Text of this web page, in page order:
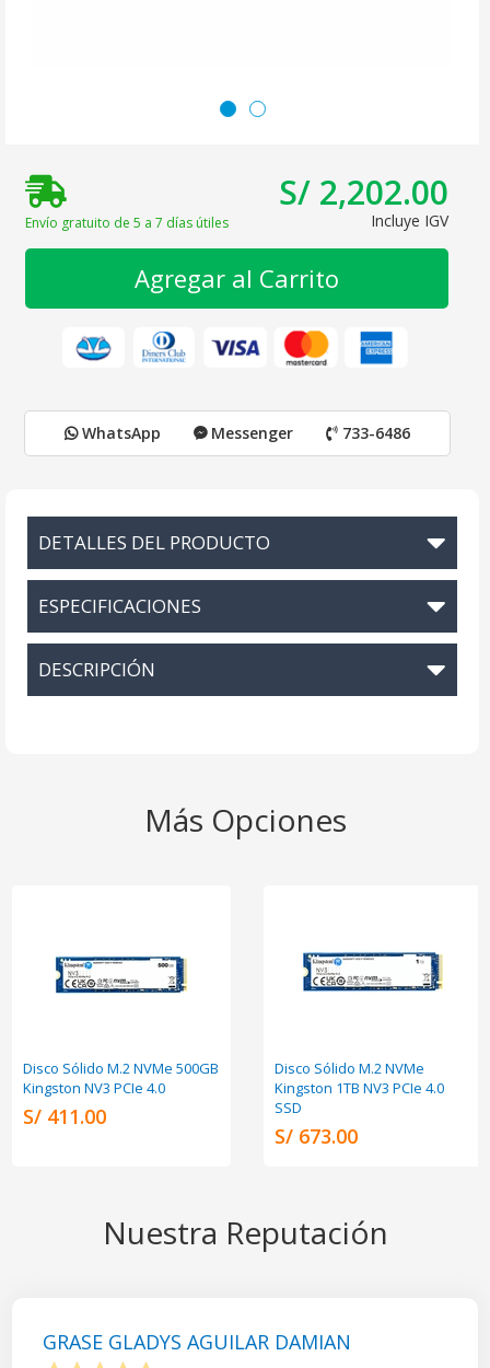
Envío gratuito de 5 a 7 días útiles
S/ 2,202.00
Incluye IGV
Agregar al Carrito
WhatsApp Messenger 733-6486
DETALLES DEL PRODUCTO
ESPECIFICACIONES
DESCRIPCIÓN
Más Opciones
Disco Sólido M.2 NVMe 500GB
Kingston NV3 PCIe 4.0
S/ 411.00
Disco Sólido M.2 NVMe
Kingston 1TB NV3 PCIe 4.0
SSD
S/ 673.00
Nuestra Reputación
GRASE GLADYS AGUILAR DAMIAN